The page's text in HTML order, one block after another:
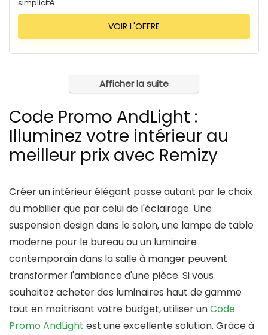
simplicité.
VOIR L'OFFRE
Afficher la suite
Code Promo AndLight :
Illuminez votre intérieur au
meilleur prix avec Remizy
Créer un intérieur élégant passe autant par le choix
du mobilier que par celui de l'éclairage. Une
suspension design dans le salon, une lampe de table
moderne pour le bureau ou un luminaire
contemporain dans la salle à manger peuvent
transformer l'ambiance d'une pièce. Si vous
souhaitez acheter des luminaires haut de gamme
tout en maîtrisant votre budget, utiliser unCode
Promo AndLight est une excellente solution. Grâce à